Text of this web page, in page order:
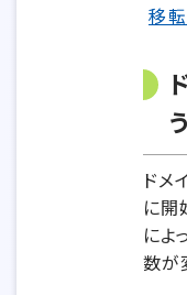
移
ドメ
に開
によ
数が